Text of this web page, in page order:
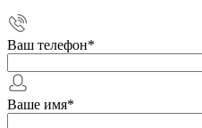
Ваш телефон*
Ваше имя*